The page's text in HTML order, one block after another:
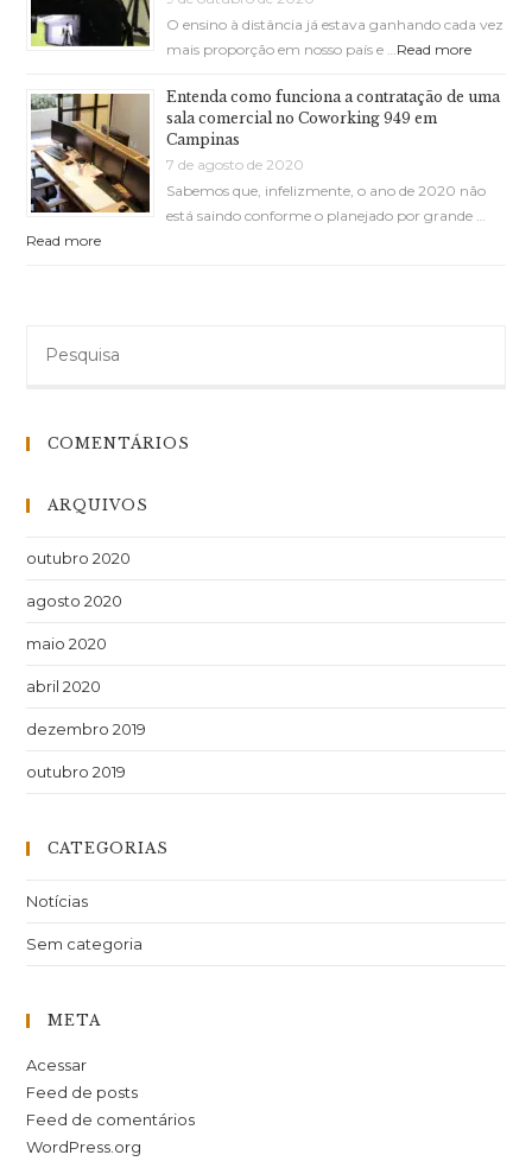
O ensino à distância já estava ganhando cada vez
mais proporção em nosso país e …Read more
Entenda como funciona a contratação de uma
sala comercial no Coworking 949 em
Campinas
7 de agosto de 2020
Sabemos que, infelizmente, o ano de 2020 não
está saindo conforme o planejado por grande …
Read more
COMENTÁRIOS
ARQUIVOS
outubro 2020
agosto 2020
maio 2020
abril 2020
dezembro 2019
outubro 2019
CATEGORIAS
Notícias
Sem categoria
META
Acessar
Feed de posts
Feed de comentários
WordPress.org